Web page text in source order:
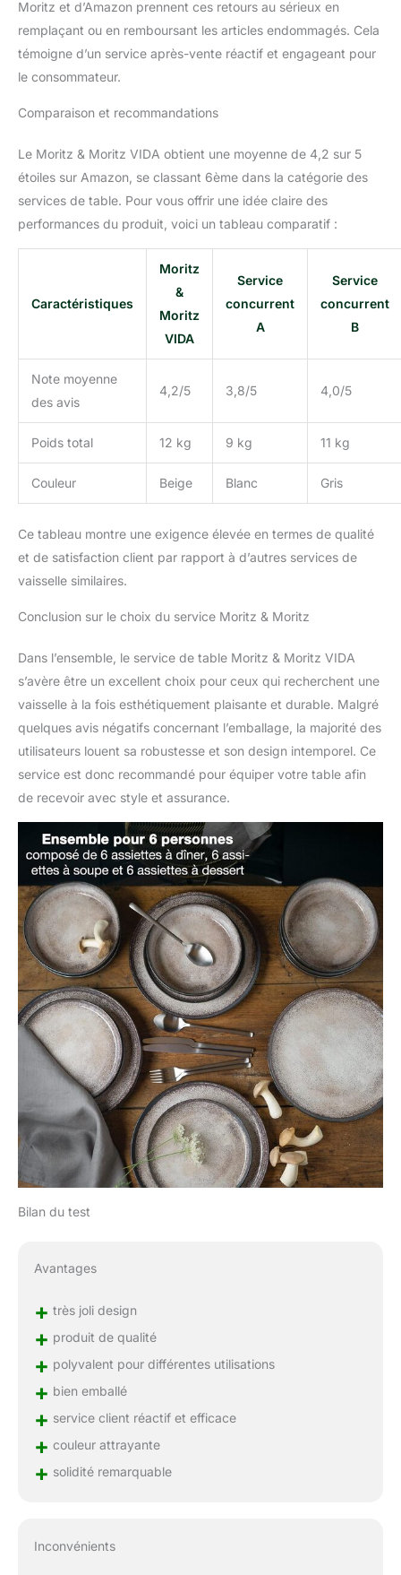
Moritz et d’Amazon prennent ces retours au sérieux en
remplaçant ou en remboursant les articles endommagés. Cela
témoigne d’un service après-vente réactif et engageant pour
le consommateur.
Comparaison et recommandations
Le Moritz & Moritz VIDA obtient une moyenne de 4,2 sur 5
étoiles sur Amazon, se classant 6ème dans la catégorie des
services de table. Pour vous offrir une idée claire des
performances du produit, voici un tableau comparatif :
Caractéristiques
Moritz
&
Moritz
VIDA
Service
concurrent
A
Service
concurrent
B
Note moyenne
des avis
4,2/5 3,8/5 4,0/5
Poids total 12 kg 9 kg 11 kg
Couleur Beige Blanc Gris
Ce tableau montre une exigence élevée en termes de qualité
et de satisfaction client par rapport à d’autres services de
vaisselle similaires.
Conclusion sur le choix du service Moritz & Moritz
Dans l’ensemble, le service de table Moritz & Moritz VIDA
s’avère être un excellent choix pour ceux qui recherchent une
vaisselle à la fois esthétiquement plaisante et durable. Malgré
quelques avis négatifs concernant l’emballage, la majorité des
utilisateurs louent sa robustesse et son design intemporel. Ce
service est donc recommandé pour équiper votre table afin
de recevoir avec style et assurance.
Bilan du test
Avantages
+ très joli design
+ produit de qualité
+ polyvalent pour différentes utilisations
+ bien emballé
+ service client réactif et efficace
+ couleur attrayante
+ solidité remarquable
Inconvénients